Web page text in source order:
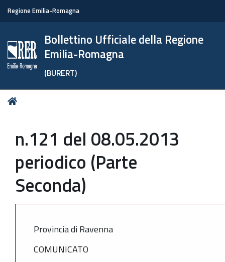
Regione Emilia-Romagna
Bollettino Ufficiale della Regione
Emilia-Romagna
(BURERT)
Tu
n.121 del 08.05.2013
periodico (Parte
Seconda)
Provincia di Ravenna
COMUNICATO